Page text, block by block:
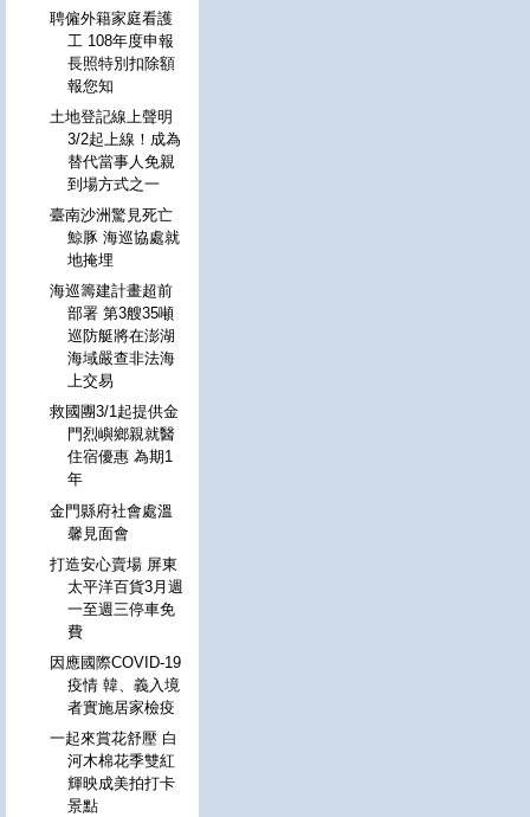
聘僱外籍家庭看護
工 108年度申報
長照特別扣除額
報您知
土地登記線上聲明
3/2起上線！成為
替代當事人免親
到場方式之一
臺南沙洲驚見死亡
鯨豚 海巡協處就
地掩埋
海巡籌建計畫超前
部署 第3艘35噸
巡防艇將在澎湖
海域嚴查非法海
上交易
救國團3/1起提供金
門烈嶼鄉親就醫
住宿優惠 為期1
年
金門縣府社會處溫
馨見面會
打造安心賣場 屏東
太平洋百貨3月週
一至週三停車免
費
因應國際COVID-19
疫情 韓、義入境
者實施居家檢疫
一起來賞花舒壓 白
河木棉花季雙紅
輝映成美拍打卡
景點